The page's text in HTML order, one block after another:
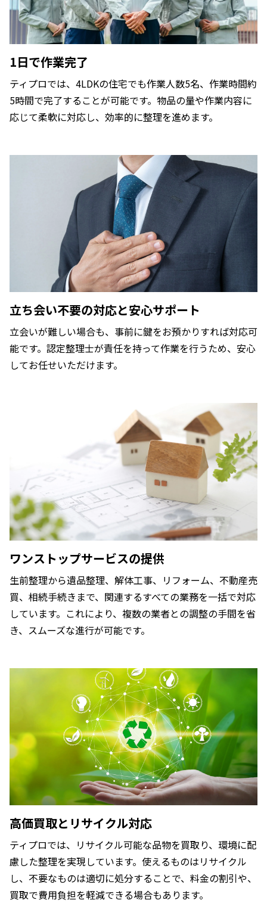
1日で作業完了
ティプロでは、4LDKの住宅でも作業人数5名、作業時間約
5時間で完了することが可能です。物品の量や作業内容に
応じて柔軟に対応し、効率的に整理を進めます。
立ち会い不要の対応と安心サポート
立会いが難しい場合も、事前に鍵をお預かりすれば対応可
能です。認定整理士が責任を持って作業を行うため、安心
してお任せいただけます。
ワンストップサービスの提供
生前整理から遺品整理、解体工事、リフォーム、不動産売
買、相続手続きまで、関連するすべての業務を一括で対応
しています。これにより、複数の業者との調整の手間を省
き、スムーズな進行が可能です。
高価買取とリサイクル対応
ティプロでは、リサイクル可能な品物を買取り、環境に配
慮した整理を実現しています。使えるものはリサイクル
し、不要なものは適切に処分することで、料金の割引や、
買取で費用負担を軽減できる場合もあります。